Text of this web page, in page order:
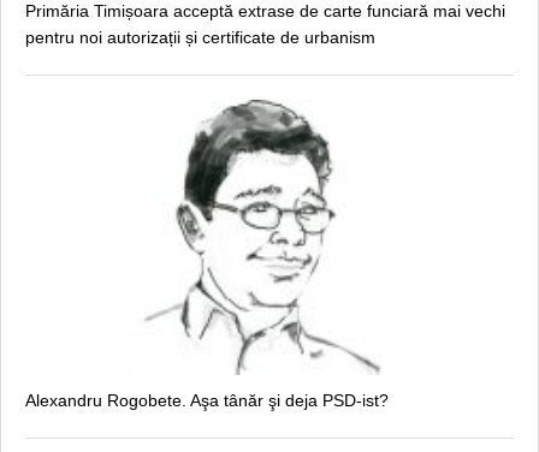
Primăria Timișoara acceptă extrase de carte funciară mai vechi
pentru noi autorizații și certificate de urbanism
Alexandru Rogobete. Aşa tânăr şi deja PSD-ist?